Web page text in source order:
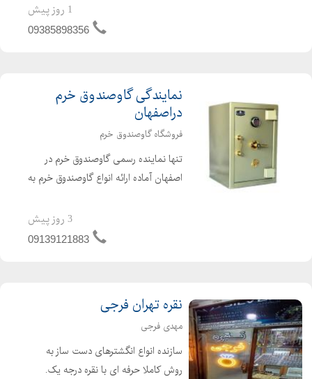
1 روز پیش
09385898356
نمایندگی گاوصندوق خرم
دراصفهان
فروشگاه گاوصندوق خرم
تنها نماینده رسمی گاوصندوق خرم در
اصفهان آماده ارائه انواع گاوصندوق خرم به
اولین تولید کننده گاوصندوق های نسوز در
ایران و خاورمیانه انواع گاوصندق های
3 روز پیش
09139121883
نقره تهران فرجی
مهدی فرجی
سازنده انواع انگشترهای دست ساز به
روش کاملا حرفه ای با نقره درجه یک.